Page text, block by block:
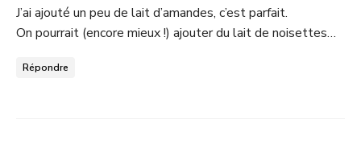
J’ai ajouté un peu de lait d’amandes, c’est parfait.
On pourrait (encore mieux !) ajouter du lait de noisettes…
Répondre